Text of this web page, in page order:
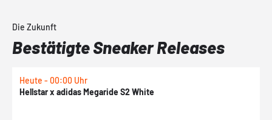
Die Zukunft
Bestätigte Sneaker Releases
Heute - 00:00 Uhr
Hellstar x adidas Megaride S2 White